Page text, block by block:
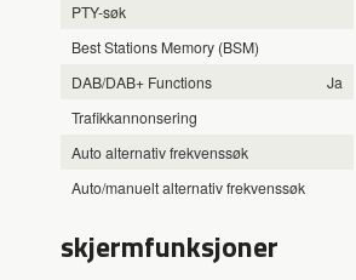
PTY-søk
Best Stations Memory (BSM)
DAB/DAB+ Functions
Ja
Trafikkannonsering
Auto alternativ frekvenssøk
Auto/manuelt alternativ frekvenssøk
skjermfunksjoner